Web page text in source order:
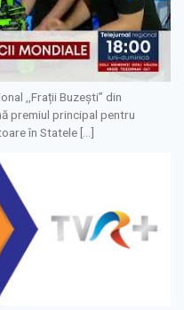
,,Frații Buzești” din
premiul principal pentru
în Statele […]